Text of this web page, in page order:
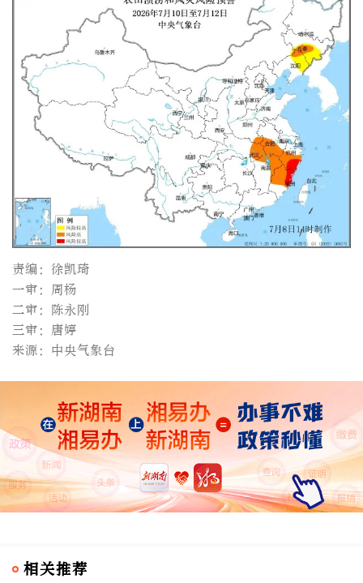
责编：徐凯琦
一审：周杨
二审：陈永刚
三审：唐婷
来源：中央气象台
相关推荐